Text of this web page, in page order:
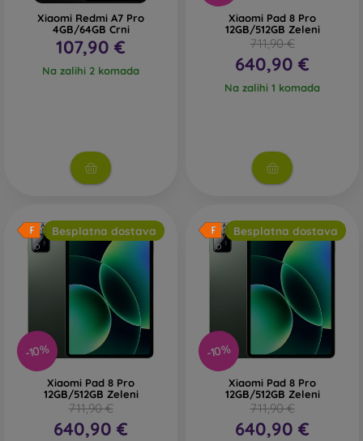
Xiaomi Redmi A7 Pro
4GB/64GB Crni
107,90 €
Na zalihi 2 komada
Xiaomi Pad 8 Pro
12GB/512GB Zeleni
711,90 €
640,90 €
Na zalihi 1 komada
-10%
Besplatna dostava
Xiaomi Pad 8 Pro
12GB/512GB Zeleni
711,90 €
640,90 €
-10%
Besplatna dostava
Xiaomi Pad 8 Pro
12GB/512GB Zeleni
711,90 €
640,90 €